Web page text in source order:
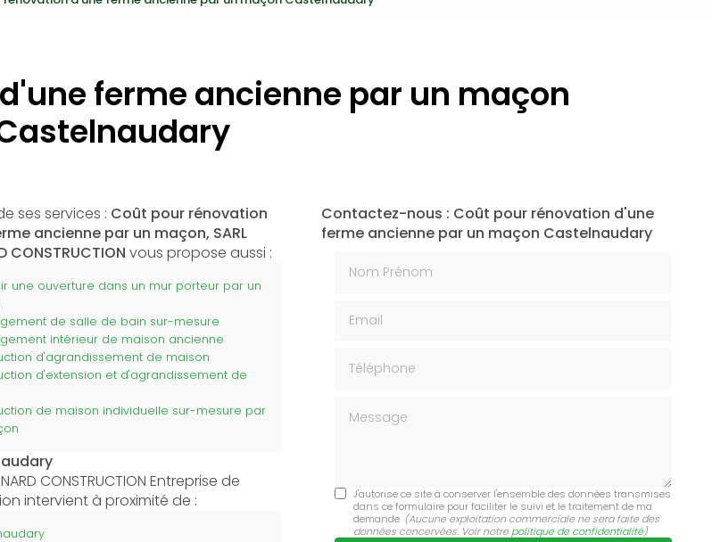
ferme ancienne par un maçon
ses services : Coût pour rénovation
ancienne par un maçon, SARL
CONSTRUCTION vous propose aussi :
une ouverture dans un mur porteur par un
de salle de bain sur-mesure
intérieur de maison ancienne
d'agrandissement de maison
d'extension et d'agrandissement de
de maison individuelle sur-mesure par
CONSTRUCTION Entreprise de
intervient à proximité de :
Contactez-nous : Coût pour rénovation d'une
ferme ancienne par un maçon Castelnaudary
J'autorise ce site à conserver l'ensemble des données transmises
dans ce formulaire pour faciliter le suivi et le traitement de ma
demande. (Aucune exploitation commerciale ne sera faite des
données concervées. Voir notre politique de confidentialité)